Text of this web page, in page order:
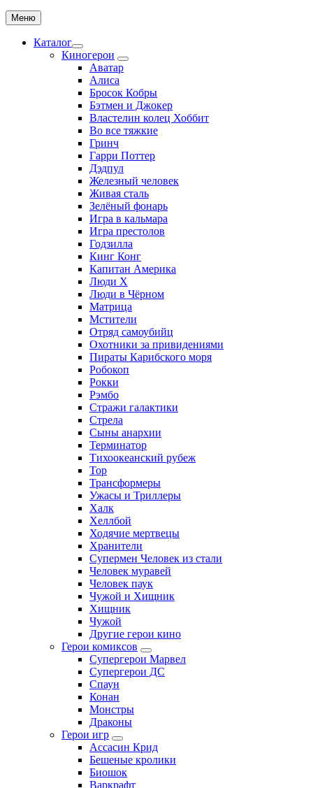
Меню
Каталог
Киногерои
Аватар
Алиса
Бросок Кобры
Бэтмен и Джокер
Властелин колец Хоббит
Во все тяжкие
Гринч
Гарри Поттер
Дэдпул
Железный человек
Живая сталь
Зелёный фонарь
Игра в кальмара
Игра престолов
Годзилла
Кинг Конг
Капитан Америка
Люди X
Люди в Чёрном
Матрица
Мстители
Отряд самоубийц
Охотники за привидениями
Пираты Карибского моря
Робокоп
Рокки
Рэмбо
Стражи галактики
Стрела
Сыны анархии
Терминатор
Тихоокеанский рубеж
Тор
Трансформеры
Ужасы и Триллеры
Халк
Хеллбой
Ходячие мертвецы
Хранители
Супермен Человек из стали
Человек муравей
Человек паук
Чужой и Хищник
Хищник
Чужой
Другие герои кино
Герои комиксов
Супергерои Марвел
Супергерои ДС
Спаун
Конан
Монстры
Драконы
Герои игр
Ассасин Крид
Бешеные кролики
Биошок
Варкрафт